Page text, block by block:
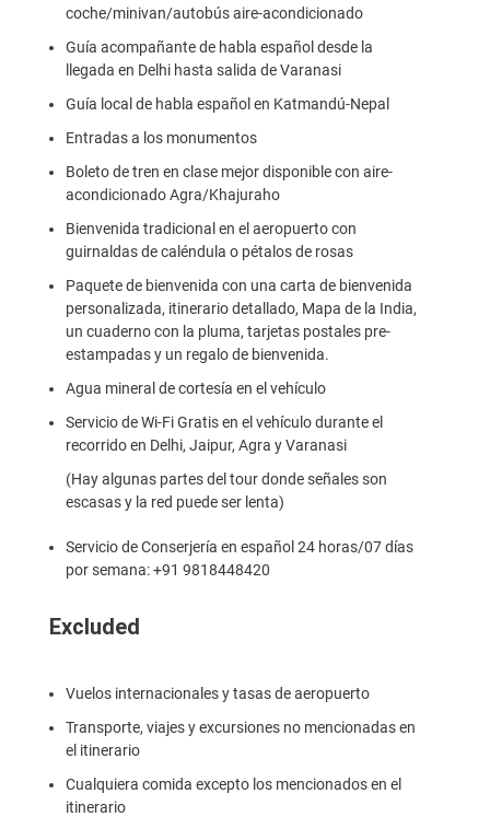
coche/minivan/autobús aire-acondicionado
Guía acompañante de habla español desde la
llegada en Delhi hasta salida de Varanasi
Guía local de habla español en Katmandú-Nepal
Entradas a los monumentos
Boleto de tren en clase mejor disponible con aire-
acondicionado Agra/Khajuraho
Bienvenida tradicional en el aeropuerto con
guirnaldas de caléndula o pétalos de rosas
Paquete de bienvenida con una carta de bienvenida
personalizada, itinerario detallado, Mapa de la India,
un cuaderno con la pluma, tarjetas postales pre-
estampadas y un regalo de bienvenida.
Agua mineral de cortesía en el vehículo
Servicio de Wi-Fi Gratis en el vehículo durante el
recorrido en Delhi, Jaipur, Agra y Varanasi
(Hay algunas partes del tour donde señales son
escasas y la red puede ser lenta)
Servicio de Conserjería en español 24 horas/07 días
por semana: +91 9818448420
Excluded
Vuelos internacionales y tasas de aeropuerto
Transporte, viajes y excursiones no mencionadas en
el itinerario
Cualquiera comida excepto los mencionados en el
itinerario